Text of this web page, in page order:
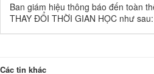
Ban giám hiệu thông báo đến toàn
THAY ĐỔI THỜI GIAN HỌC như sau:
Các tin khác